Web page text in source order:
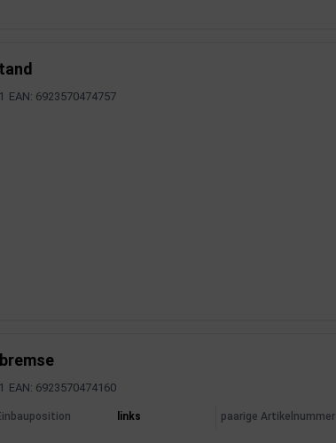
EAN: 6923570474757
EAN: 6923570474160
links paarige Artikelnummer